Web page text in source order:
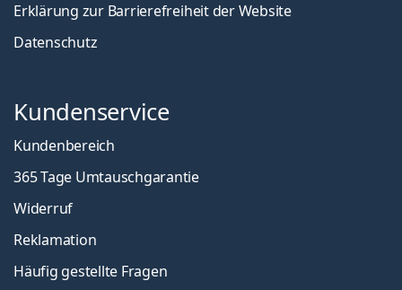
Erklärung zur Barrierefreiheit der Website
Datenschutz
Kundenservice
Kundenbereich
365 Tage Umtauschgarantie
Widerruf
Reklamation
Häufig gestellte Fragen